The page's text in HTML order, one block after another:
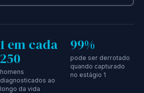
1 em cada
250
homens
diagnosticados ao
longo da vida
99%
pode ser derrotado
quando capturado
no estágio 1